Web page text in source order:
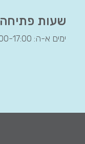
שעות פתיחה
ימים א-ה: 08:00-17:00